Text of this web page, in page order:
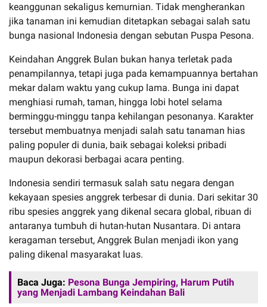
keanggunan sekaligus kemurnian. Tidak mengherankan
jika tanaman ini kemudian ditetapkan sebagai salah satu
bunga nasional Indonesia dengan sebutan Puspa Pesona.
Keindahan Anggrek Bulan bukan hanya terletak pada
penampilannya, tetapi juga pada kemampuannya bertahan
mekar dalam waktu yang cukup lama. Bunga ini dapat
menghiasi rumah, taman, hingga lobi hotel selama
berminggu-minggu tanpa kehilangan pesonanya. Karakter
tersebut membuatnya menjadi salah satu tanaman hias
paling populer di dunia, baik sebagai koleksi pribadi
maupun dekorasi berbagai acara penting.
Indonesia sendiri termasuk salah satu negara dengan
kekayaan spesies anggrek terbesar di dunia. Dari sekitar 30
ribu spesies anggrek yang dikenal secara global, ribuan di
antaranya tumbuh di hutan-hutan Nusantara. Di antara
keragaman tersebut, Anggrek Bulan menjadi ikon yang
paling dikenal masyarakat luas.
Baca Juga: Pesona Bunga Jempiring, Harum Putih
yang Menjadi Lambang Keindahan Bali